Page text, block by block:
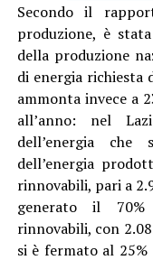
Secondo il
produzione, è
della produzione
di energia richiesta
ammonta invece a
all’anno: nel
dell’energia
dell’energia
rinnovabili, pari a
generato il 70%
rinnovabili, con
si è fermato al 25%